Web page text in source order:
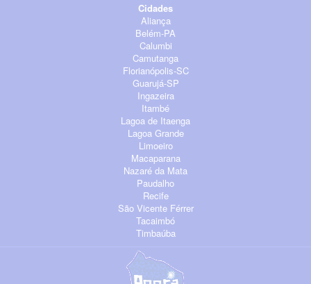
Cidades
Aliança
Belém-PA
Calumbi
Camutanga
Florianópolis-SC
Guarujá-SP
Ingazeira
Itambé
Lagoa de Itaenga
Lagoa Grande
Limoeiro
Macaparana
Nazaré da Mata
Paudalho
Recife
São Vicente Férrer
Tacaimbó
Timbaúba